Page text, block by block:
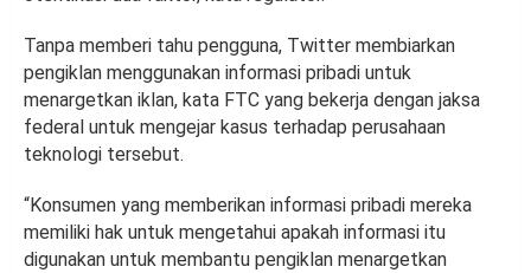
Tanpa memberi tahu pengguna, Twitter membiarkan
pengiklan menggunakan informasi pribadi untuk
menargetkan iklan, kata FTC yang bekerja dengan jaksa
federal untuk mengejar kasus terhadap perusahaan
teknologi tersebut.
“Konsumen yang memberikan informasi pribadi mereka
memiliki hak untuk mengetahui apakah informasi itu
digunakan untuk membantu pengiklan menargetkan